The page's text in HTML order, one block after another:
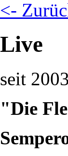
<-
Live
seit
"Die